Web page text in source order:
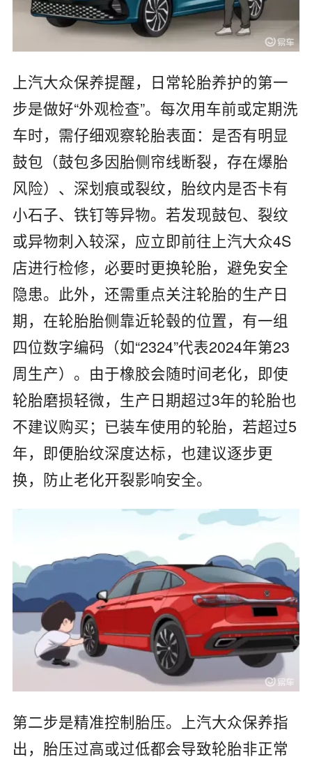
上汽大众保养提醒，日常轮胎养护的第一
步是做好“外观检查”。每次用车前或定期洗
车时，需仔细观察轮胎表面：是否有明显
鼓包（鼓包多因胎侧帘线断裂，存在爆胎
风险）、深划痕或裂纹，胎纹内是否卡有
小石子、铁钉等异物。若发现鼓包、裂纹
或异物刺入较深，应立即前往上汽大众4S
店进行检修，必要时更换轮胎，避免安全
隐患。此外，还需重点关注轮胎的生产日
期，在轮胎胎侧靠近轮毂的位置，有一组
四位数字编码（如“2324”代表2024年第23
周生产）。由于橡胶会随时间老化，即使
轮胎磨损轻微，生产日期超过3年的轮胎也
不建议购买；已装车使用的轮胎，若超过5
年，即便胎纹深度达标，也建议逐步更
换，防止老化开裂影响安全。
第二步是精准控制胎压。上汽大众保养指
出，胎压过高或过低都会导致轮胎非正常